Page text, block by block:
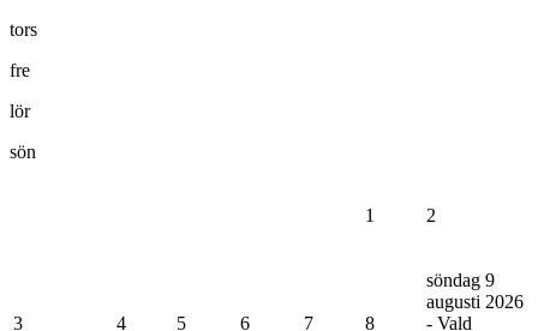
tors
fre
lör
sön
1 2
3 4 5 6 7 8
söndag 9
augusti 2026
- Vald